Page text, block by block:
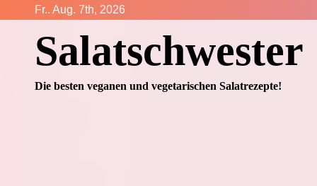
springen
Fr.. Aug. 7th, 2026
Salatschwester
Die besten veganen und vegetarischen Salatrezepte!